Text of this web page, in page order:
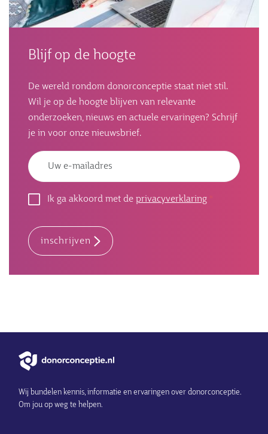
Blijf op de hoogte
De wereld rondom donorconceptie staat niet stil.
Wil je op de hoogte blijven van relevante
onderzoeken, nieuws en actuele ervaringen? Schrijf
je in voor onze nieuwsbrief.
Ik ga akkoord met de privacyverklaring
inschrijven
Wij bundelen kennis, informatie en ervaringen over donorconceptie.
Om jou op weg te helpen.